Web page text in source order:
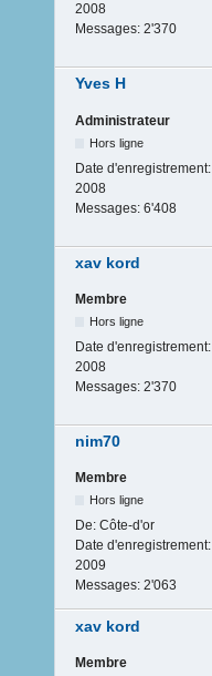
2008
Messages: 2'370
Yves H
Administrateur
Hors ligne
Date d'enregistrement:
2008
Messages: 6'408
xav kord
Membre
Hors ligne
Date d'enregistrement:
2008
Messages: 2'370
nim70
Membre
Hors ligne
De: Côte-d'or
Date d'enregistrement:
2009
Messages: 2'063
xav kord
Membre